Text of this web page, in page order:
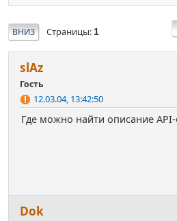
ВНИЗ Страницы 1
slАz
Гость
12.03.04, 13:42:50
Где можно найти описание
Dоk